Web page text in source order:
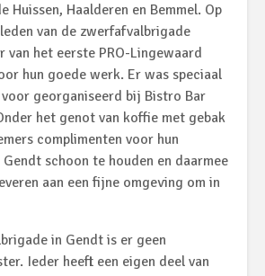
Huissen, Haalderen en Bemmel. Op
van de zwerfafvalbrigade
van het eerste PRO-Lingewaard
hun goede werk. Er was speciaal
georganiseerd bij Bistro Bar
het genot van koffie met gebak
complimenten voor hun
schoon te houden en daarmee
aan een fijne omgeving om in
in Gendt is er geen
Ieder heeft een eigen deel van